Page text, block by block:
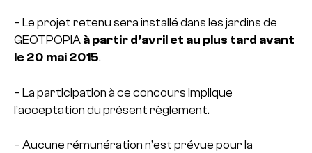
– Le projet retenu sera installé dans les jardins de
GEOTPOPIA à partir d’avril et au plus tard avant
le 20 mai 2015.
– La participation à ce concours implique
l’acceptation du présent règlement.
– Aucune rémunération n’est prévue pour la